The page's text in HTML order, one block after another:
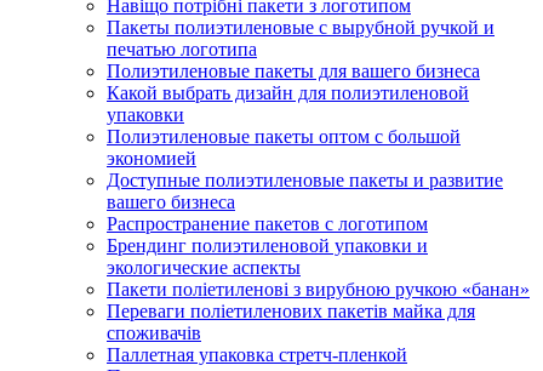
Навіщо потрібні пакети з логотипом
Пакеты полиэтиленовые с вырубной ручкой и
печатью логотипа
Полиэтиленовые пакеты для вашего бизнеса
Какой выбрать дизайн для полиэтиленовой
упаковки
Полиэтиленовые пакеты оптом с большой
экономией
Доступные полиэтиленовые пакеты и развитие
вашего бизнеса
Распространение пакетов с логотипом
Брендинг полиэтиленовой упаковки и
экологические аспекты
Пакети поліетиленові з вирубною ручкою «банан»
Переваги поліетиленових пакетів майка для
споживачів
Паллетная упаковка стретч-пленкой